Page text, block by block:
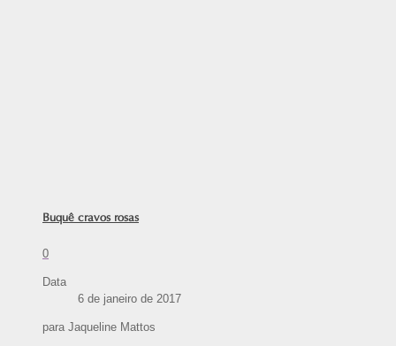
Buquê cravos rosas
0
Data
6 de janeiro de 2017
para Jaqueline Mattos